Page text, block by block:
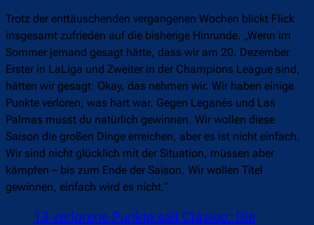
Trotz der enttäuschenden vergangenen Wochen blickt Flick
insgesamt zufrieden auf die bisherige Hinrunde. „Wenn im
Sommer jemand gesagt hätte, dass wir am 20. Dezember
Erster in LaLiga und Zweiter in der Champions League sind,
hätten wir gesagt: Okay, das nehmen wir. Wir haben einige
Punkte verloren, was hart war. Gegen Leganés und Las
Palmas musst du natürlich gewinnen. Wir wollen diese
Saison die großen Dinge erreichen, aber es ist nicht einfach.
Wir sind nicht glücklich mit der Situation, müssen aber
kämpfen – bis zum Ende der Saison. Wir wollen Titel
gewinnen, einfach wird es nicht.“
13 verlorene Punkte seit Clásico: Die